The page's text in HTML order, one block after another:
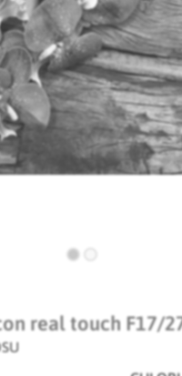
real touch F17/